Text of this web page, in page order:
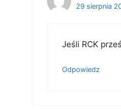
29 sierpnia
Jeśli RCK
Odpowiedz